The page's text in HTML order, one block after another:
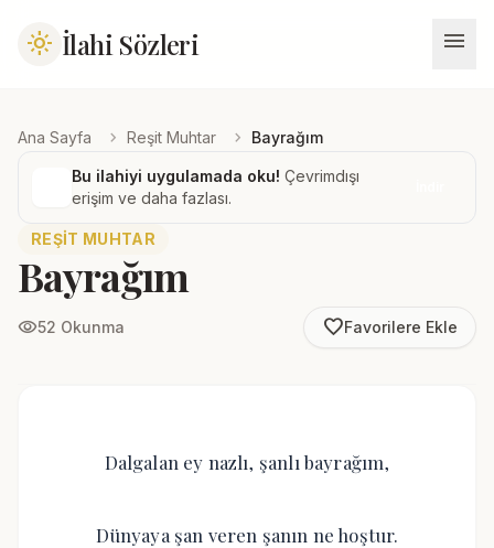
light_mode İlahi Sözleri menu
Ana Sayfa chevron_right Reşit Muhtar chevron_right Bayrağım
Bu ilahiyi uygulamada oku! Çevrimdışı
erişim ve daha fazlası.
REŞIT MUHTAR
Bayrağım
visibility52 Okunma favorite_borderFavorilere Ekle
Dalgalan ey nazlı, şanlı bayrağım,
Dünyaya şan veren şanın ne hoştur.